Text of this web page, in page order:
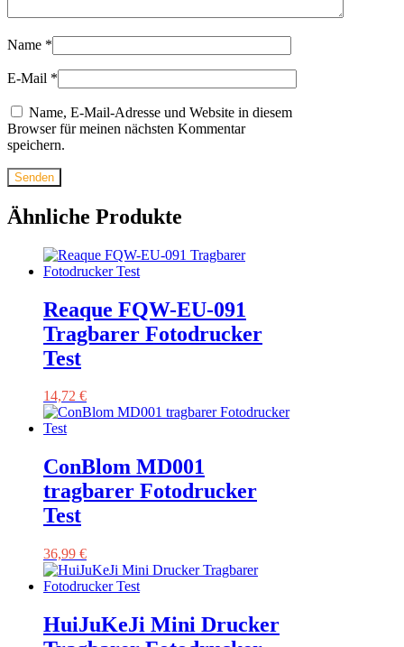
Name *
E-Mail *
Name, E-Mail-Adresse und Website in diesem
Browser für meinen nächsten Kommentar
speichern.
Ähnliche Produkte
Reaque FQW-EU-091
Tragbarer Fotodrucker
Test
14,72 €
ConBlom MD001
tragbarer Fotodrucker
Test
36,99 €
HuiJuKeJi Mini Drucker